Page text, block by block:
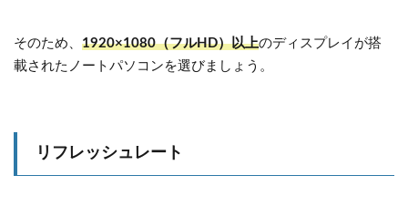
そのため、 1920×1080（フルHD）以上のディスプレイが搭
載されたノートパソコンを選びましょう。
リフレッシュレート